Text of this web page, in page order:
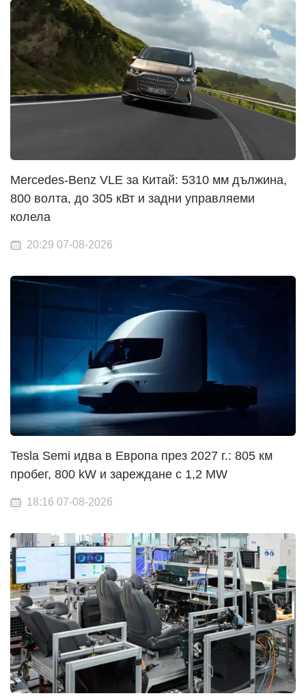
Mercedes-Benz VLE за Китай: 5310 мм дължина,
800 волта, до 305 кВт и задни управляеми
колела
20:29 07-08-2026
Tesla Semi идва в Европа през 2027 г.: 805 км
пробег, 800 kW и зареждане с 1,2 MW
18:16 07-08-2026